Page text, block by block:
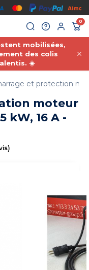
0
mobilisées,
des colis
☀️
et protection
moteur
kW, 16 A -